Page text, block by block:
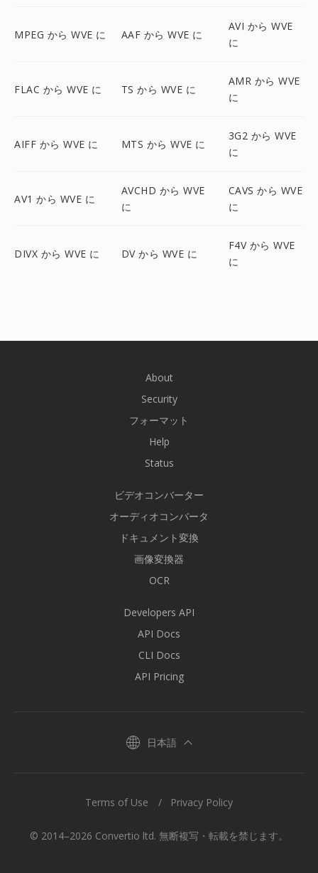
MPEG から WVE に AAF から WVE に
AVI から WVE
に
FLAC から WVE に TS から WVE に
AMR から WVE
に
AIFF から WVE に MTS から WVE に
3G2 から WVE
に
AV1 から WVE に
AVCHD から WVE
に
CAVS から WVE
に
DIVX から WVE に DV から WVE に
F4V から WVE
に
About
Security
フォーマット
Help
Status
ビデオコンバーター
オーディオコンバータ
ドキュメント変換
画像変換器
OCR
Developers API
API Docs
CLI Docs
API Pricing
日本語
© 2014–2026 Convertio ltd. 無断複写・転載を禁じます。
Terms of Use Privacy Policy